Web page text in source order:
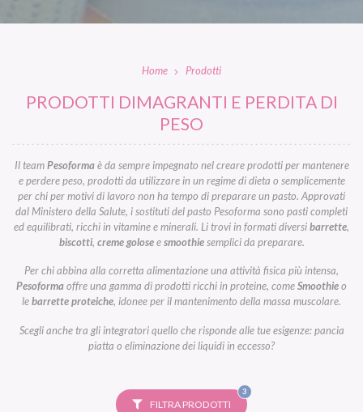
Home Prodotti
PRODOTTI DIMAGRANTI E PERDITA DI
PESO
Il teamPesoformaè da sempre impegnato nel creare prodotti per mantenere
e perdere peso, prodotti da utilizzare in un regime di dieta o semplicemente
per chi per motivi di lavoro non ha tempo di preparare un pasto. Approvati
dal Ministero della Salute, i sostituti del pasto Pesoforma sono pasti completi
ed equilibrati, ricchi in vitamine e minerali. Li trovi in formati diversibarrette,
biscotti, creme goloseesmoothiesemplici da preparare.
Per chi abbina alla corretta alimentazione una attività fisica più intensa,
Pesoformaoffre una gamma di prodotti ricchi in proteine, comeSmoothieo
lebarrette proteiche, idonee per il mantenimento della massa muscolare.
Scegli anche tra gli integratori quello che risponde alle tue esigenze: pancia
piatta o eliminazione dei liquidi in eccesso?
FILTRA PRODOTTI
3FILTRI
SELEZIONATI